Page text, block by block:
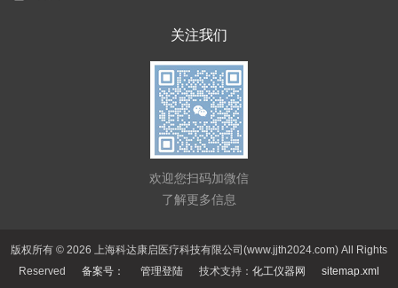
关注我们
欢迎您扫码加微信
了解更多信息
版权所有 © 2026 上海科达康启医疗科技有限公司(www.jjth2024.com) All Rights
Reserved 备案号： 管理登陆 技术支持： 化工仪器网 sitemap.xml